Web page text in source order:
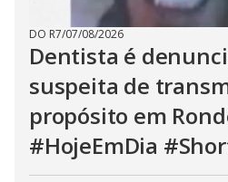
DO R7/07/08/2026
Dentista é
suspeita de
propósito em
#HojeEmDia